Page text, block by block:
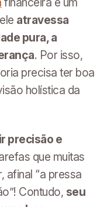
atravessa
pura, a
. Por isso,
precisa ter boa
holística da
precisão e
que muitas
afinal “a pressa
Contudo, seu